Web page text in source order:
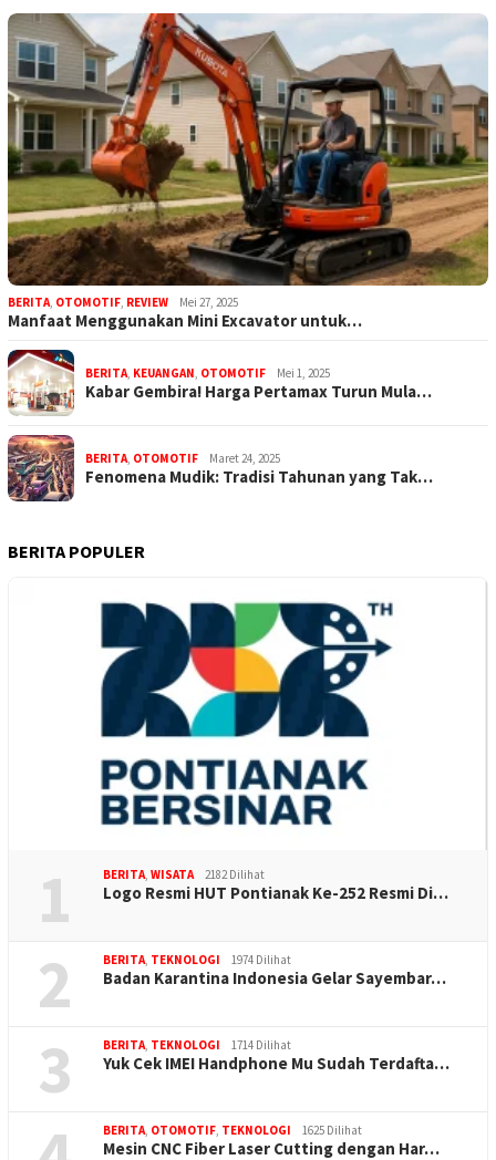
BERITA, OTOMOTIF, REVIEW Mei 27, 2025
Manfaat Menggunakan Mini Excavator untuk…
BERITA, KEUANGAN, OTOMOTIF Mei 1, 2025
Kabar Gembira! Harga Pertamax Turun Mula…
BERITA, OTOMOTIF Maret 24, 2025
Fenomena Mudik: Tradisi Tahunan yang Tak…
BERITA POPULER
1 BERITA, WISATA 2182 Dilihat
Logo Resmi HUT Pontianak Ke-252 Resmi Di…
2 BERITA, TEKNOLOGI 1974 Dilihat
Badan Karantina Indonesia Gelar Sayembar…
3 BERITA, TEKNOLOGI 1714 Dilihat
Yuk Cek IMEI Handphone Mu Sudah Terdafta…
BERITA, OTOMOTIF, TEKNOLOGI 1625 Dilihat
Mesin CNC Fiber Laser Cutting dengan Har…